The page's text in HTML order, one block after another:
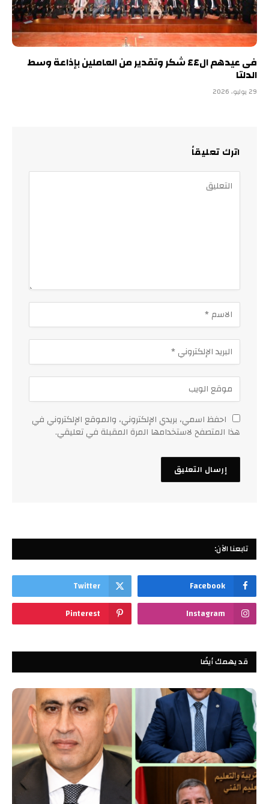
فى عيدهم ال٤٤ شكر وتقدير من العاملين بإذاعة وسط
الدلتا
29 يوليو، 2026
اترك تعليقاً
احفظ اسمي، بريدي الإلكتروني، والموقع الإلكتروني في
هذا المتصفح لاستخدامها المرة المقبلة في تعليقي.
تابعنا الآن:
Facebook
Twitter
Instagram
Pinterest
قد يهمك أيضًا